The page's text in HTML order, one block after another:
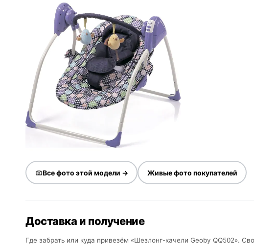
Все фото этой модели → Живые фото покупателей
Доставка и получение
Где забрать или куда привезём «Шезлонг-качели Geoby QQ502».